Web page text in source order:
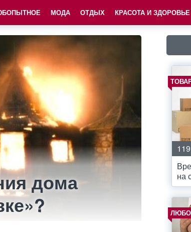
МОДА ОТДЫХ КРАСОТА И ЗДОРОВЬЕ
дома
на